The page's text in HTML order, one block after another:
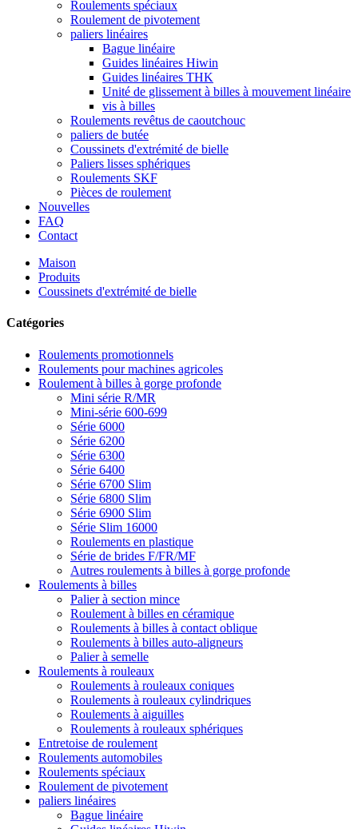
Roulements spéciaux
Roulement de pivotement
paliers linéaires
Bague linéaire
Guides linéaires Hiwin
Guides linéaires THK
Unité de glissement à billes à mouvement linéaire
vis à billes
Roulements revêtus de caoutchouc
paliers de butée
Coussinets d'extrémité de bielle
Paliers lisses sphériques
Roulements SKF
Pièces de roulement
Nouvelles
FAQ
Contact
Maison
Produits
Coussinets d'extrémité de bielle
Catégories
Roulements promotionnels
Roulements pour machines agricoles
Roulement à billes à gorge profonde
Mini série R/MR
Mini-série 600-699
Série 6000
Série 6200
Série 6300
Série 6400
Série 6700 Slim
Série 6800 Slim
Série 6900 Slim
Série Slim 16000
Roulements en plastique
Série de brides F/FR/MF
Autres roulements à billes à gorge profonde
Roulements à billes
Palier à section mince
Roulement à billes en céramique
Roulements à billes à contact oblique
Roulements à billes auto-aligneurs
Palier à semelle
Roulements à rouleaux
Roulements à rouleaux coniques
Roulements à rouleaux cylindriques
Roulements à aiguilles
Roulements à rouleaux sphériques
Entretoise de roulement
Roulements automobiles
Roulements spéciaux
Roulement de pivotement
paliers linéaires
Bague linéaire